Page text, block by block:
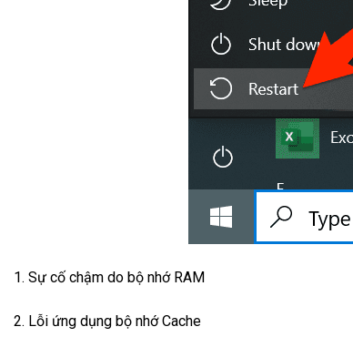
1. Sự cố chậm do bộ nhớ RAM
2. Lỗi ứng dụng bộ nhớ Cache